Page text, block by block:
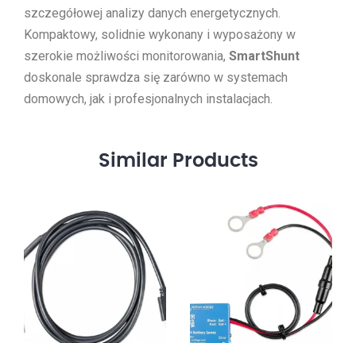
szczegółowej analizy danych energetycznych.
Kompaktowy, solidnie wykonany i wyposażony w
szerokie możliwości monitorowania, SmartShunt
doskonale sprawdza się zarówno w systemach
domowych, jak i profesjonalnych instalacjach.
Similar Products